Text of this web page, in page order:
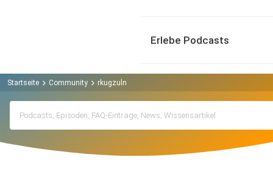
Erlebe Podcasts
Startseite Community rkugzuln